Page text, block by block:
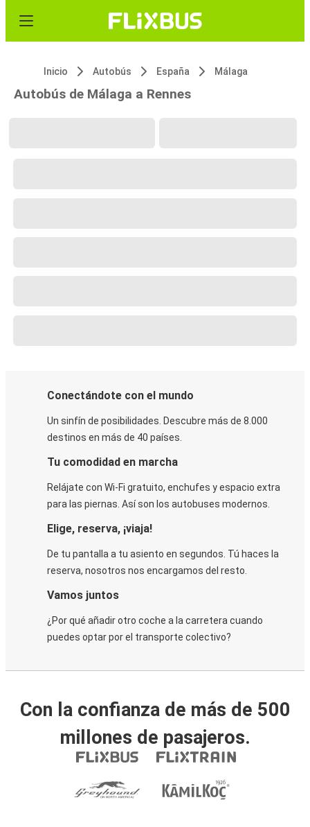
Inicio Autobús España Málaga
Autobús de Málaga a Rennes
Conectándote con el mundo
Un sinfín de posibilidades. Descubre más de 8.000
destinos en más de 40 países.
Tu comodidad en marcha
Relájate con Wi-Fi gratuito, enchufes y espacio extra
para las piernas. Así son los autobuses modernos.
Elige, reserva, ¡viaja!
De tu pantalla a tu asiento en segundos. Tú haces la
reserva, nosotros nos encargamos del resto.
Vamos juntos
¿Por qué añadir otro coche a la carretera cuando
puedes optar por el transporte colectivo?
Con la confianza de más de 500
millones de pasajeros.